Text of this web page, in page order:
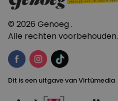
© 2026 Genoeg .
Alle rechten voorbehouden.
Dit is een uitgave van Virtùmedia